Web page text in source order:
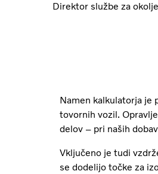
Direktor službe za
Namen kalkulatorja je
tovornih vozil.
delov – pri naših
Vključeno je tudi
se dodelijo točke za